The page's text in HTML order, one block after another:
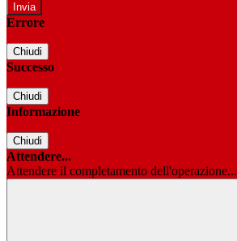
Errore
Chiudi
Successo
Chiudi
Informazione
Chiudi
Attendere...
Attendere il completamento dell'operazione...